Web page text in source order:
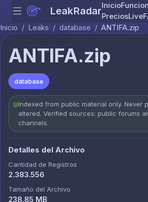
Skip to
Menu LeakRadarInicio
PreciosLive
Inicio / Leaks / database / ANTIFA.zip
ANTIFA.zip
database
Indexed from public material only. Never
altered. Verified sources: public forums
channels.
Detalles del Archivo
Cantidad de Registros
2.383.556
Tamaño del Archivo
238.85 MB